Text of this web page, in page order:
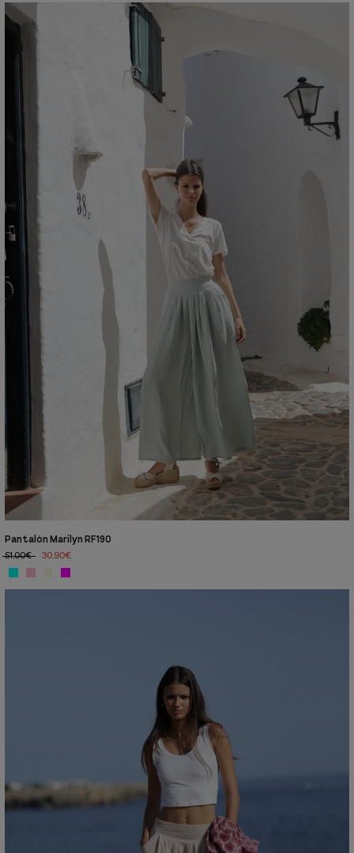
Pantalón Marilyn RF190
51,00€
30,90€